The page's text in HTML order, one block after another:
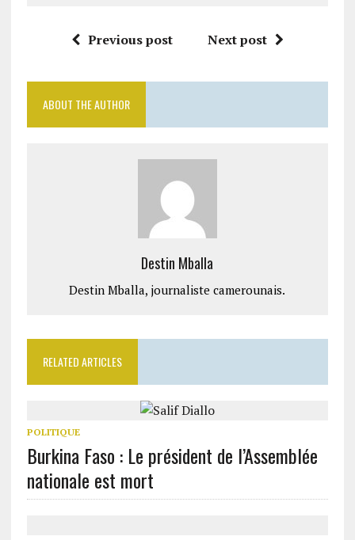
Previous post Next post
ABOUT THE AUTHOR
Destin Mballa
Destin Mballa, journaliste camerounais.
RELATED ARTICLES
POLITIQUE
Burkina Faso : Le président de l’Assemblée
nationale est mort